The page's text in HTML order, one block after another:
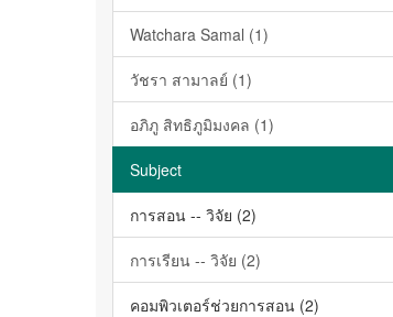
Watchara Samal (1)
วัชรา สามาลย์ (1)
อภิภู สิทธิภูมิมงคล (1)
Subject
การสอน -- วิจัย (2)
การเรียน -- วิจัย (2)
คอมพิวเตอร์ช่วยการสอน (2)